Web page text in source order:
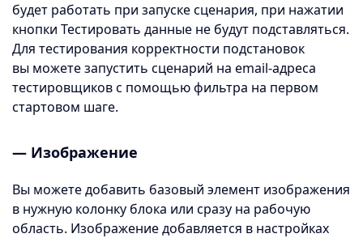
будет работать при запуске сценария, при нажатии
кнопки Тестировать данные не будут подставляться.
Для тестирования корректности подстановок
вы можете запустить сценарий на email-адреса
тестировщиков с помощью фильтра на первом
стартовом шаге.
— Изображение
Вы можете добавить базовый элемент изображения
в нужную колонку блока или сразу на рабочую
область. Изображение добавляется в настройках